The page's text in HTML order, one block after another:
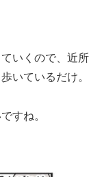
いくので、近所
いているだけ。
すね。